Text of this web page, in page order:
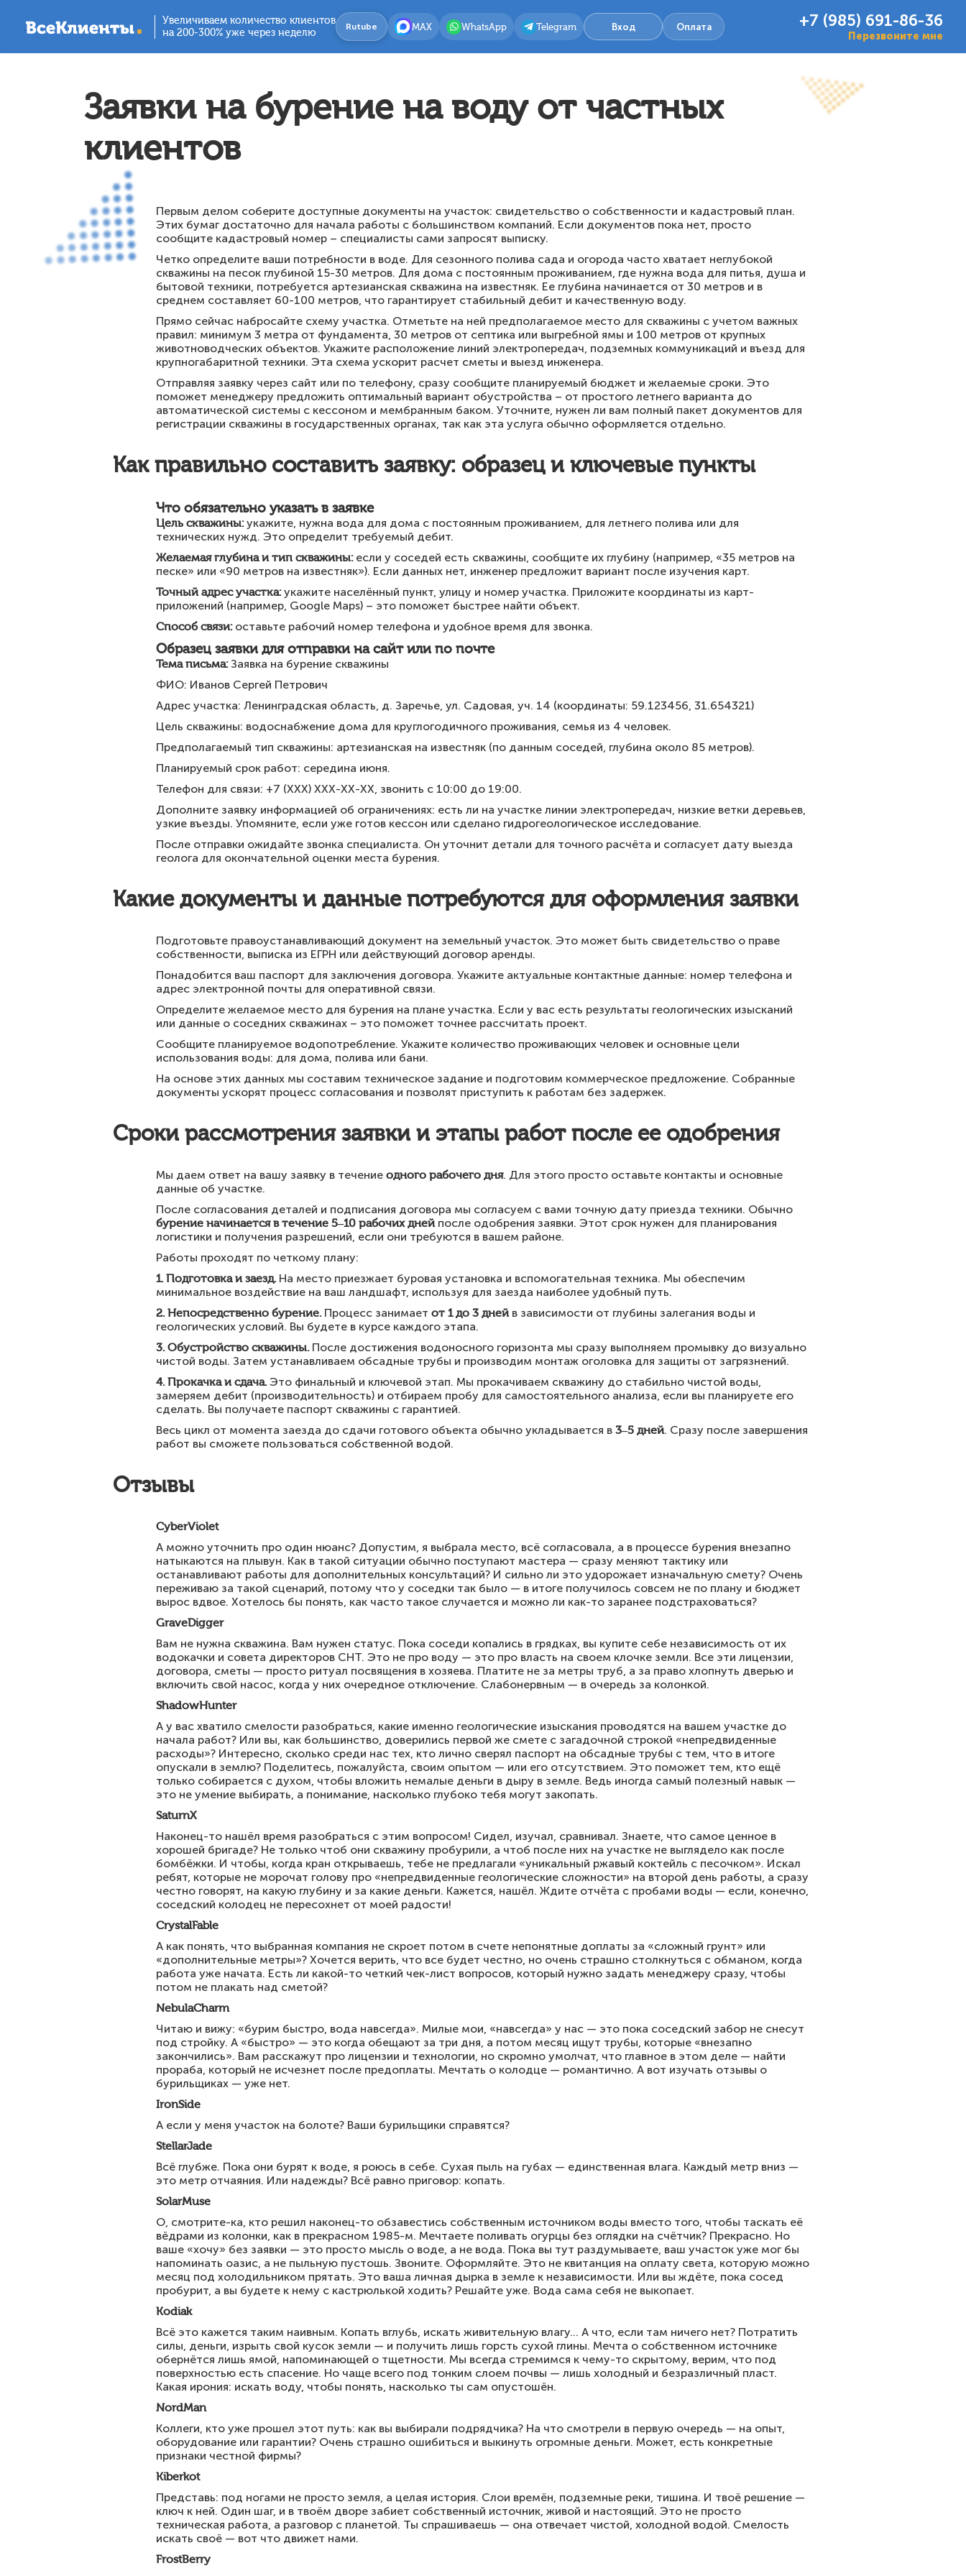
Увеличиваем количество клиентов
на 200-300% уже через неделю
+7 (985) 691-86-36
Перезвоните мне
Rutube MAX WhatsApp Telegram Вход Оплата
Заявки на бурение на воду от частных
клиентов
Первым делом соберите доступные документы на участок: свидетельство о собственности и кадастровый план.
Этих бумаг достаточно для начала работы с большинством компаний. Если документов пока нет, просто
сообщите кадастровый номер – специалисты сами запросят выписку.
Четко определите ваши потребности в воде. Для сезонного полива сада и огорода часто хватает неглубокой
скважины на песок глубиной 15-30 метров. Для дома с постоянным проживанием, где нужна вода для питья, душа и
бытовой техники, потребуется артезианская скважина на известняк. Ее глубина начинается от 30 метров и в
среднем составляет 60-100 метров, что гарантирует стабильный дебит и качественную воду.
Прямо сейчас набросайте схему участка. Отметьте на ней предполагаемое место для скважины с учетом важных
правил: минимум 3 метра от фундамента, 30 метров от септика или выгребной ямы и 100 метров от крупных
животноводческих объектов. Укажите расположение линий электропередач, подземных коммуникаций и въезд для
крупногабаритной техники. Эта схема ускорит расчет сметы и выезд инженера.
Отправляя заявку через сайт или по телефону, сразу сообщите планируемый бюджет и желаемые сроки. Это
поможет менеджеру предложить оптимальный вариант обустройства – от простого летнего варианта до
автоматической системы с кессоном и мембранным баком. Уточните, нужен ли вам полный пакет документов для
регистрации скважины в государственных органах, так как эта услуга обычно оформляется отдельно.
Как правильно составить заявку: образец и ключевые пункты
Что обязательно указать в заявке
Цель скважины:укажите, нужна вода для дома с постоянным проживанием, для летнего полива или для
технических нужд. Это определит требуемый дебит.
Желаемая глубина и тип скважины:если у соседей есть скважины, сообщите их глубину (например, «35 метров на
песке» или «90 метров на известняк»). Если данных нет, инженер предложит вариант после изучения карт.
Точный адрес участка:укажите населённый пункт, улицу и номер участка. Приложите координаты из карт-
приложений (например, Google Maps) – это поможет быстрее найти объект.
Способ связи:оставьте рабочий номер телефона и удобное время для звонка.
Образец заявки для отправки на сайт или по почте
Тема письма:Заявка на бурение скважины
ФИО: Иванов Сергей Петрович
Адрес участка: Ленинградская область, д. Заречье, ул. Садовая, уч. 14 (координаты: 59.123456, 31.654321)
Цель скважины: водоснабжение дома для круглогодичного проживания, семья из 4 человек.
Предполагаемый тип скважины: артезианская на известняк (по данным соседей, глубина около 85 метров).
Планируемый срок работ: середина июня.
Телефон для связи: +7 (XXX) XXX-XX-XX, звонить с 10:00 до 19:00.
Дополните заявку информацией об ограничениях: есть ли на участке линии электропередач, низкие ветки деревьев,
узкие въезды. Упомяните, если уже готов кессон или сделано гидрогеологическое исследование.
После отправки ожидайте звонка специалиста. Он уточнит детали для точного расчёта и согласует дату выезда
геолога для окончательной оценки места бурения.
Какие документы и данные потребуются для оформления заявки
Подготовьте правоустанавливающий документ на земельный участок. Это может быть свидетельство о праве
собственности, выписка из ЕГРН или действующий договор аренды.
Понадобится ваш паспорт для заключения договора. Укажите актуальные контактные данные: номер телефона и
адрес электронной почты для оперативной связи.
Определите желаемое место для бурения на плане участка. Если у вас есть результаты геологических изысканий
или данные о соседних скважинах – это поможет точнее рассчитать проект.
Сообщите планируемое водопотребление. Укажите количество проживающих человек и основные цели
использования воды: для дома, полива или бани.
На основе этих данных мы составим техническое задание и подготовим коммерческое предложение. Собранные
документы ускорят процесс согласования и позволят приступить к работам без задержек.
Сроки рассмотрения заявки и этапы работ после ее одобрения
Мы даем ответ на вашу заявку в течение одного рабочего дня. Для этого просто оставьте контакты и основные
данные об участке.
После согласования деталей и подписания договора мы согласуем с вами точную дату приезда техники. Обычно
бурение начинается в течение 5–10 рабочих днейпосле одобрения заявки. Этот срок нужен для планирования
логистики и получения разрешений, если они требуются в вашем районе.
Работы проходят по четкому плану:
1. Подготовка и заезд.На место приезжает буровая установка и вспомогательная техника. Мы обеспечим
минимальное воздействие на ваш ландшафт, используя для заезда наиболее удобный путь.
2. Непосредственно бурение.Процесс занимает от 1 до 3 днейв зависимости от глубины залегания воды и
геологических условий. Вы будете в курсе каждого этапа.
3. Обустройство скважины.После достижения водоносного горизонта мы сразу выполняем промывку до визуально
чистой воды. Затем устанавливаем обсадные трубы и производим монтаж оголовка для защиты от загрязнений.
4. Прокачка и сдача.Это финальный и ключевой этап. Мы прокачиваем скважину до стабильно чистой воды,
замеряем дебит (производительность) и отбираем пробу для самостоятельного анализа, если вы планируете его
сделать. Вы получаете паспорт скважины с гарантией.
Весь цикл от момента заезда до сдачи готового объекта обычно укладывается в 3–5 дней. Сразу после завершения
работ вы сможете пользоваться собственной водой.
Отзывы
CyberViolet
А можно уточнить про один нюанс? Допустим, я выбрала место, всё согласовала, а в процессе бурения внезапно
натыкаются на плывун. Как в такой ситуации обычно поступают мастера — сразу меняют тактику или
останавливают работы для дополнительных консультаций? И сильно ли это удорожает изначальную смету? Очень
переживаю за такой сценарий, потому что у соседки так было — в итоге получилось совсем не по плану и бюджет
вырос вдвое. Хотелось бы понять, как часто такое случается и можно ли как-то заранее подстраховаться?
GraveDigger
Вам не нужна скважина. Вам нужен статус. Пока соседи копались в грядках, вы купите себе независимость от их
водокачки и совета директоров СНТ. Это не про воду — это про власть на своем клочке земли. Все эти лицензии,
договора, сметы — просто ритуал посвящения в хозяева. Платите не за метры труб, а за право хлопнуть дверью и
включить свой насос, когда у них очередное отключение. Слабонервным — в очередь за колонкой.
ShadowHunter
А у вас хватило смелости разобраться, какие именно геологические изыскания проводятся на вашем участке до
начала работ? Или вы, как большинство, доверились первой же смете с загадочной строкой «непредвиденные
расходы»? Интересно, сколько среди нас тех, кто лично сверял паспорт на обсадные трубы с тем, что в итоге
опускали в землю? Поделитесь, пожалуйста, своим опытом — или его отсутствием. Это поможет тем, кто ещё
только собирается с духом, чтобы вложить немалые деньги в дыру в земле. Ведь иногда самый полезный навык —
это не умение выбирать, а понимание, насколько глубоко тебя могут закопать.
SaturnX
Наконец-то нашёл время разобраться с этим вопросом! Сидел, изучал, сравнивал. Знаете, что самое ценное в
хорошей бригаде? Не только чтоб они скважину пробурили, а чтоб после них на участке не выглядело как после
бомбёжки. И чтобы, когда кран открываешь, тебе не предлагали «уникальный ржавый коктейль с песочком». Искал
ребят, которые не морочат голову про «непредвиденные геологические сложности» на второй день работы, а сразу
честно говорят, на какую глубину и за какие деньги. Кажется, нашёл. Ждите отчёта с пробами воды — если, конечно,
соседский колодец не пересохнет от моей радости!
CrystalFable
А как понять, что выбранная компания не скроет потом в счете непонятные доплаты за «сложный грунт» или
«дополнительные метры»? Хочется верить, что все будет честно, но очень страшно столкнуться с обманом, когда
работа уже начата. Есть ли какой-то четкий чек-лист вопросов, который нужно задать менеджеру сразу, чтобы
потом не плакать над сметой?
NebulaCharm
Читаю и вижу: «бурим быстро, вода навсегда». Милые мои, «навсегда» у нас — это пока соседский забор не снесут
под стройку. А «быстро» — это когда обещают за три дня, а потом месяц ищут трубы, которые «внезапно
закончились». Вам расскажут про лицензии и технологии, но скромно умолчат, что главное в этом деле — найти
прораба, который не исчезнет после предоплаты. Мечтать о колодце — романтично. А вот изучать отзывы о
бурильщиках — уже нет.
IronSide
А если у меня участок на болоте? Ваши бурильщики справятся?
StellarJade
Всё глубже. Пока они бурят к воде, я роюсь в себе. Сухая пыль на губах — единственная влага. Каждый метр вниз —
это метр отчаяния. Или надежды? Всё равно приговор: копать.
SolarMuse
О, смотрите-ка, кто решил наконец-то обзавестись собственным источником воды вместо того, чтобы таскать её
вёдрами из колонки, как в прекрасном 1985-м. Мечтаете поливать огурцы без оглядки на счётчик? Прекрасно. Но
ваше «хочу» без заявки — это просто мысль о воде, а не вода. Пока вы тут раздумываете, ваш участок уже мог бы
напоминать оазис, а не пыльную пустошь. Звоните. Оформляйте. Это не квитанция на оплату света, которую можно
месяц под холодильником прятать. Это ваша личная дырка в земле к независимости. Или вы ждёте, пока сосед
пробурит, а вы будете к нему с кастрюлькой ходить? Решайте уже. Вода сама себя не выкопает.
Kodiak
Всё это кажется таким наивным. Копать вглубь, искать живительную влагу… А что, если там ничего нет? Потратить
силы, деньги, изрыть свой кусок земли — и получить лишь горсть сухой глины. Мечта о собственном источнике
обернётся лишь ямой, напоминающей о тщетности. Мы всегда стремимся к чему-то скрытому, верим, что под
поверхностью есть спасение. Но чаще всего под тонким слоем почвы — лишь холодный и безразличный пласт.
Какая ирония: искать воду, чтобы понять, насколько ты сам опустошён.
NordMan
Коллеги, кто уже прошел этот путь: как вы выбирали подрядчика? На что смотрели в первую очередь — на опыт,
оборудование или гарантии? Очень страшно ошибиться и выкинуть огромные деньги. Может, есть конкретные
признаки честной фирмы?
Kiberkot
Представь: под ногами не просто земля, а целая история. Слои времён, подземные реки, тишина. И твоё решение —
ключ к ней. Один шаг, и в твоём дворе забиет собственный источник, живой и настоящий. Это не просто
техническая работа, а разговор с планетой. Ты спрашиваешь — она отвечает чистой, холодной водой. Смелость
искать своё — вот что движет нами.
FrostBerry